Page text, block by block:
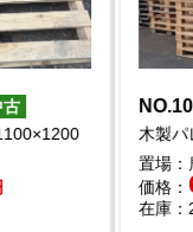
NO.10088
木製パレット 1400×1100